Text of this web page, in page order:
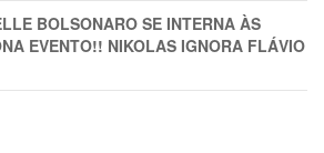
BOLSONARO SE INTERNA ÀS
EVENTO!! NIKOLAS IGNORA FLÁVIO